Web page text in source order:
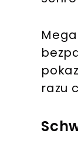
razu